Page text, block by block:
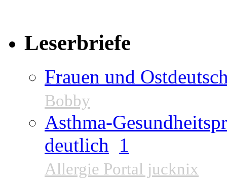
Leserbriefe
Frauen und
Bobby
Asthma-
deutlich 1
Allergie Portal jucknix